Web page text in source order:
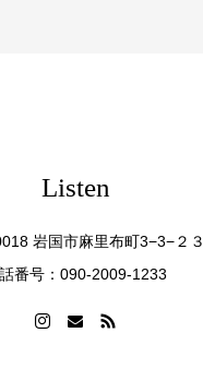
Listen
岩国市麻里布町3−3−２３
番号：090-2009-1233